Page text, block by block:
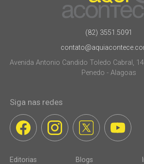
(82) 3551.5091
Avenida Antonio Candido Toledo Cabral,
Penedo - Alagoas
Siga nas redes
Editorias Blogs